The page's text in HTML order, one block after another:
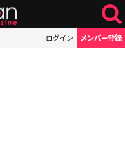
ログイン メンバー登録